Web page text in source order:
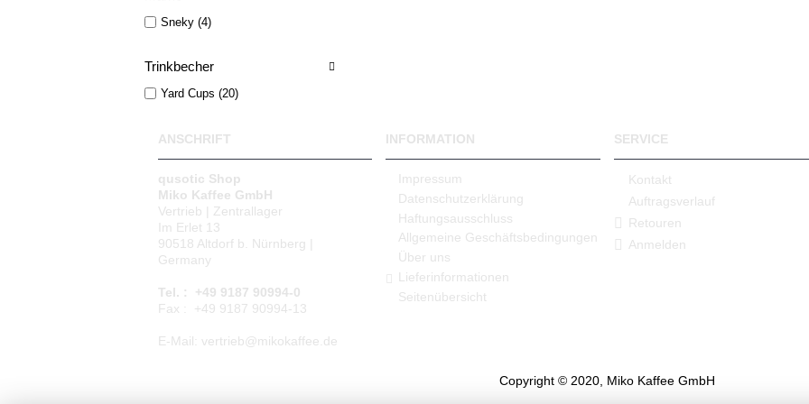
Sneky (4)
Trinkbecher
Yard Cups (20)
ANSCHRIFT
qusotic Shop
Miko Kaffee GmbH
Vertrieb | Zentrallager
Im Erlet 13
90518 Altdorf b. Nürnberg |
Germany
Tel. : +49 9187 90994-0
Fax : +49 9187 90994-13
E-Mail: vertrieb@mikokaffee.de
INFORMATION
Impressum
Datenschutzerklärung
Haftungsausschluss
Allgemeine Geschäftsbedingungen
Über uns
Lieferinformationen
Seitenübersicht
SERVICE
Kontakt
Auftragsverlauf
Retouren
Anmelden
Copyright © 2020, Miko Kaffee GmbH